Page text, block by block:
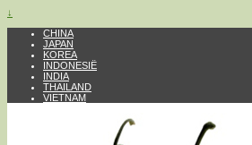
↓
CHINA
JAPAN
KOREA
INDONESIË
INDIA
THAILAND
VIETNAM